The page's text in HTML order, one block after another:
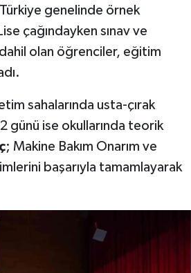
genelinde örnek
çağındayken sınav ve
olan öğrenciler, eğitim
sahalarında usta-çırak
günü ise okullarında teorik
; Makine Bakım Onarım ve
başarıyla tamamlayarak